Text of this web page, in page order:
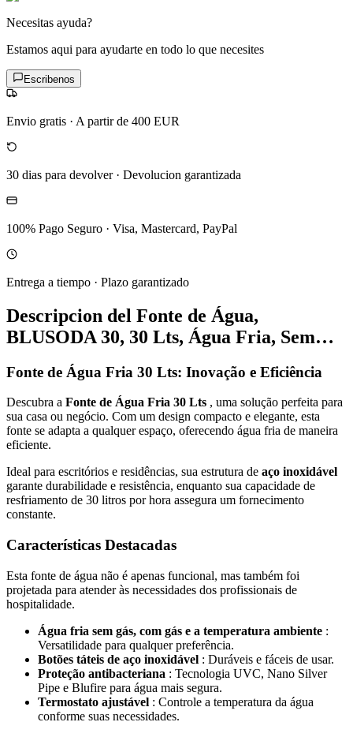
Necesitas ayuda?
Estamos aqui para ayudarte en todo lo que necesites
Escribenos
Envio gratis · A partir de 400 EUR
30 dias para devolver· Devolucion garantizada
100% Pago Seguro · Visa, Mastercard, PayPal
Entrega a tiempo · Plazo garantizado
Descripcion del Fonte de Água,
BLUSODA 30, 30 Lts, Água Fria, Sem…
Fonte de Água Fria 30 Lts: Inovação e Eficiência
Descubra a Fonte de Água Fria 30 Lts , uma solução perfeita para
sua casa ou negócio. Com um design compacto e elegante, esta
fonte se adapta a qualquer espaço, oferecendo água fria de maneira
eficiente.
Ideal para escritórios e residências, sua estrutura de aço inoxidável
garante durabilidade e resistência, enquanto sua capacidade de
resfriamento de 30 litros por hora assegura um fornecimento
constante.
Características Destacadas
Esta fonte de água não é apenas funcional, mas também foi
projetada para atender às necessidades dos profissionais de
hospitalidade.
Água fria sem gás, com gás e a temperatura ambiente :
Versatilidade para qualquer preferência.
Botões táteis de aço inoxidável : Duráveis e fáceis de usar.
Proteção antibacteriana : Tecnologia UVC, Nano Silver
Pipe e Blufire para água mais segura.
Termostato ajustável : Controle a temperatura da água
conforme suas necessidades.